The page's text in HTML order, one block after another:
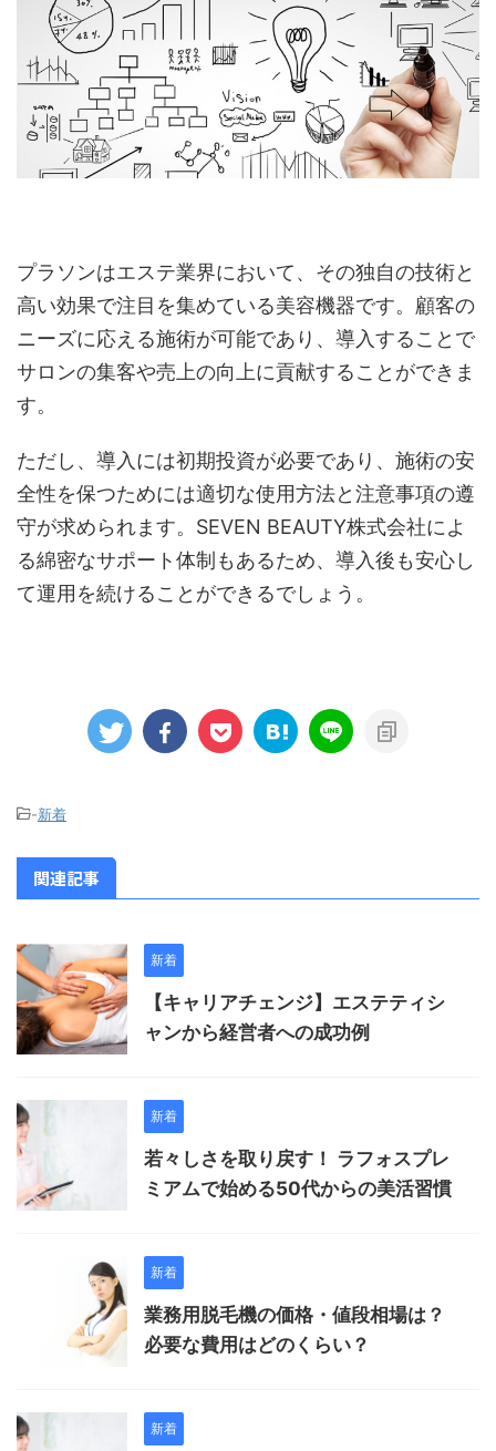
プラソンはエステ業界において、その独自の技術と
高い効果で注目を集めている美容機器です。顧客の
ニーズに応える施術が可能であり、導入することで
サロンの集客や売上の向上に貢献することができま
す。
ただし、導入には初期投資が必要であり、施術の安
全性を保つためには適切な使用方法と注意事項の遵
守が求められます。SEVEN BEAUTY株式会社によ
る綿密なサポート体制もあるため、導入後も安心し
て運用を続けることができるでしょう。
-新着
関連記事
新着
【キャリアチェンジ】エステティシ
ャンから経営者への成功例
新着
若々しさを取り戻す！ ラフォスプレ
ミアムで始める50代からの美活習慣
新着
業務用脱毛機の価格・値段相場は？
必要な費用はどのくらい？
新着